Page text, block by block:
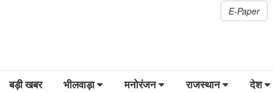
E-Paper
बड़ी खबर भीलवाड़ा मनोरंजन राजस्थान देश